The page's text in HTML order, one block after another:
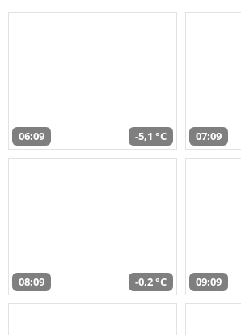
06:09 -5,1 °C 07:09
08:09 -0,2 °C 09:09